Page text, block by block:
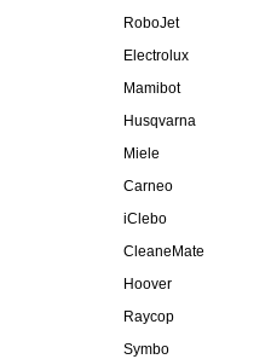
RoboJet
Electrolux
Mamibot
Husqvarna
Miele
Carneo
iClebo
CleaneMate
Hoover
Raycop
Symbo